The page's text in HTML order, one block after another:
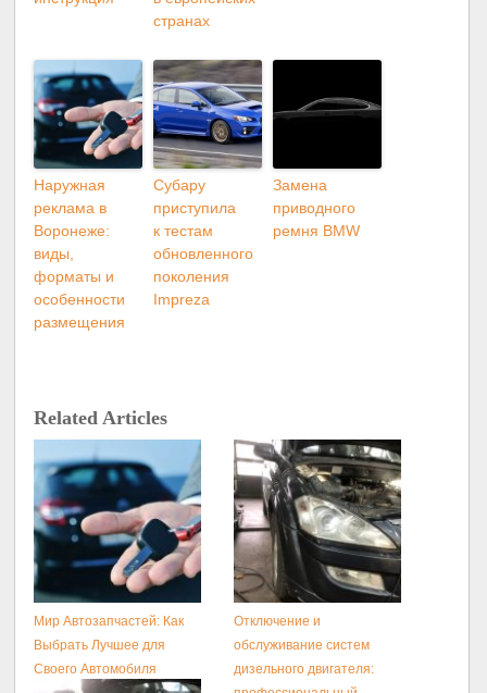
странах
Наружная
реклама в
Воронеже:
виды,
форматы и
особенности
размещения
Субару
приступила
к тестам
обновленного
поколения
Impreza
Замена
приводного
ремня BMW
Related Articles
Мир Автозапчастей: Как
Выбрать Лучшее для
Своего Автомобиля
Отключение и
обслуживание систем
дизельного двигателя: